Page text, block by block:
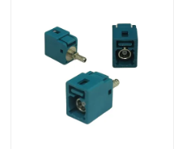
Vidéos
À propos de nous